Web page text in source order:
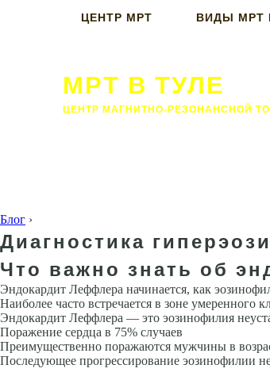
ЦЕНТР МРТ ВИДЫ МРТ
МРТ В ТУЛЕ
ЦЕНТР МАГНИТНО-РЕЗОНАНСНОЙ
Блог ›
Диагностика
Что важно знать об
Эндокардит Леффлера начинается, как
Наиболее часто встречается в зоне умеренного
Эндокардит Леффлера — это эозинофилия
Поражение сердца в 75% случаев
Пре­имущественно поражаются мужчины в
Последующее прогрессирование эозинофилии